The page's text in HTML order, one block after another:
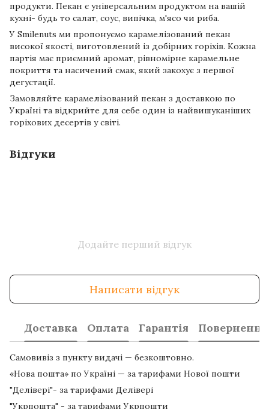
продукти. Пекан є універсальним продуктом на вашій
кухні- будь то салат, соус, випічка, м'ясо чи риба.
У Smilenuts ми пропонуємо карамелізований пекан
високої якості, виготовлений із добірних горіхів. Кожна
партія має приємний аромат, рівномірне карамельне
покриття та насичений смак, який закохує з першої
дегустації.
Замовляйте карамелізований пекан з доставкою по
Україні та відкрийте для себе один із найвишуканіших
горіхових десертів у світі.
Відгуки
Додайте перший відгук
Написати відгук
Доставка Оплата Гарантія Повернення
Самовивіз з пункту видачі — безкоштовно.
«Нова пошта» по Україні — за тарифами Нової пошти
"Делівері"- за тарифами Делівері
"Укрпошта" - за тарифами Укрпошти